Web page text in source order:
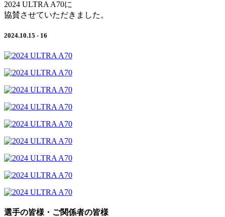
2024 ULTRA A70に
協賛させていただきました。
2024.10.15 - 16
選手の皆様・ご関係者の皆様